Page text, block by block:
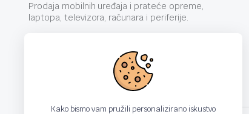
Prodaja mobilnih uređaja i prateće opreme,
laptopa, televizora, računara i periferije.
Kako bismo vam pružili personalizirano iskustvo